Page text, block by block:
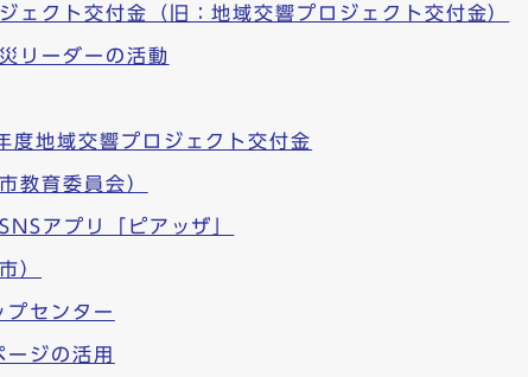
ェクト交付金（旧：地域交響プロジェクト交付金）
リーダーの活動
度地域交響プロジェクト交付金
教育委員会）
アプリ「ピアッザ」
）
センター
ジの活用